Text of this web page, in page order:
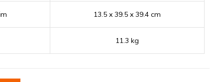
13.5 x 39.5 x 39.4 cm
11.3 kg